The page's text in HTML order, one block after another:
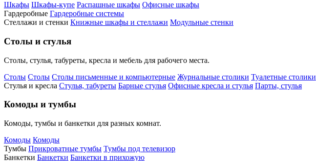
Шкафы Шкафы-купе Распашные шкафы Офисные шкафы
Гардеробные Гардеробные системы
Стеллажи и стенки Книжные шкафы и стеллажи Модульные стенки
Столы и стулья
Столы, стулья, табуреты, кресла и мебель для рабочего места.
Столы Столы Столы письменные и компьютерные Журнальные столики Туалетные столики
Стулья и кресла Стулья, табуреты Барные стулья Офисные кресла и стулья Парты, стулья
Комоды и тумбы
Комоды, тумбы и банкетки для разных комнат.
Комоды Комоды
Тумбы Прикроватные тумбы Тумбы под телевизор
Банкетки Банкетки Банкетки в прихожую